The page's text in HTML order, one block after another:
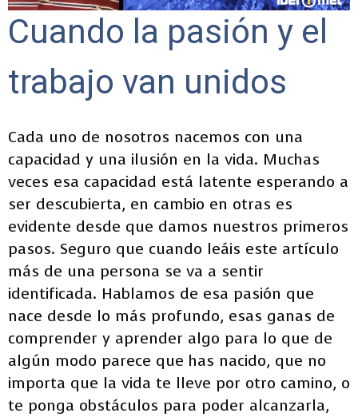
Cuando la pasión y el
trabajo van unidos
Cada uno de nosotros nacemos con una
capacidad y una ilusión en la vida. Muchas
veces esa capacidad está latente esperando a
ser descubierta, en cambio en otras es
evidente desde que damos nuestros primeros
pasos. Seguro que cuando leáis este artículo
más de una persona se va a sentir
identificada. Hablamos de esa pasión que
nace desde lo más profundo, esas ganas de
comprender y aprender algo para lo que de
algún modo parece que has nacido, que no
importa que la vida te lleve por otro camino, o
te ponga obstáculos para poder alcanzarla,